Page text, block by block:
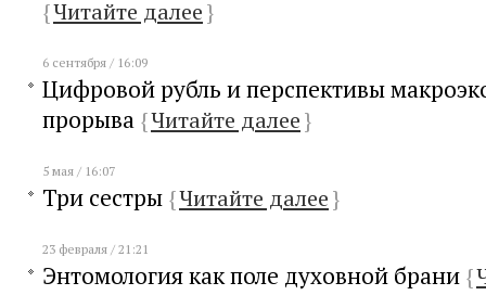
{Читайте далее}
6 сентября / 16:09
Цифровой рубль и перспективы
прорыва {Читайте далее}
5 мая / 16:07
Три сестры {Читайте далее}
23 февраля / 21:21
Энтомология как поле духовной брани {